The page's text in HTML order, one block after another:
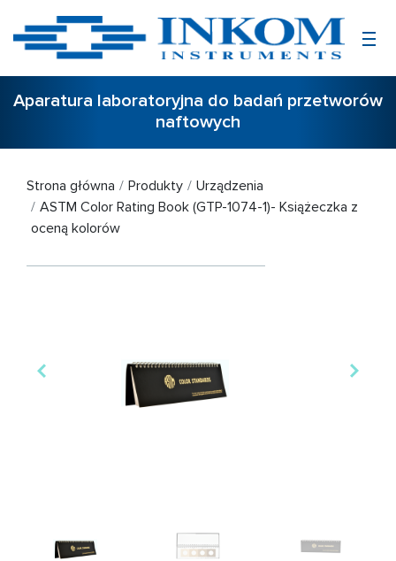
Aparatura laboratoryjna do badań przetworów
naftowych
Strona główna Produkty
Urządzenia
ASTM Color Rating Book (GTP-1074-1)- Książeczka z
oceną kolorów